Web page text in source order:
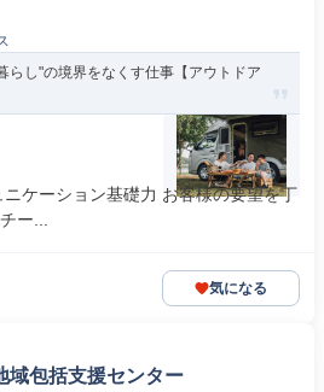
らし"の境界をなくす仕事【アウトドア
ケーション基礎力 お客様の要望を丁
ー...
気になる
域包括支援センター